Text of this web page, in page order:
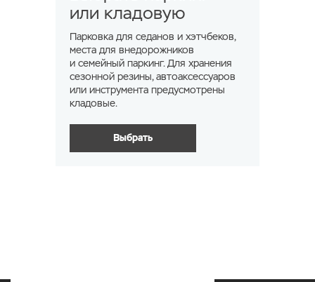
или кладовую
Парковка для седанов и хэтчбеков,
места для внедорожников
и семейный паркинг. Для хранения
сезонной резины, автоаксессуаров
или инструмента предусмотрены
кладовые.
Выбрать